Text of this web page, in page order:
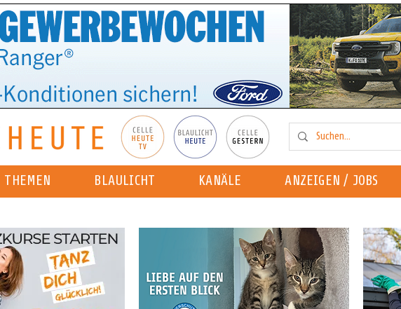
THEMEN BLAULICHT KANÄLE ANZEIGEN / JOBS